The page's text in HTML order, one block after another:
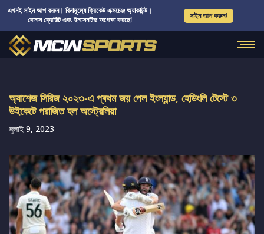
এখনই সাইন আপ করুন। বিনামূল্যে ক্রিকেট এক্সচেঞ্জ অ্যাকাউন্ট।
বোনাস ক্রেডিট এবং ইনসেনটিভ অপেক্ষা করছে!
সাইন আপ করুন!
অ্যাশেজ সিরিজ ২০২৩-এ প্ৰথম জয় পেল ইংল্যান্ড, হেডিংলি টেস্টে ৩
উইকেটে পরাজিত হল অস্ট্রেলিয়া
জুলাই 9, 2023